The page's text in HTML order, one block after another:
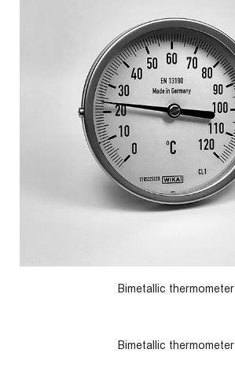
Bimetallic thermometer
Bimetallic thermometer